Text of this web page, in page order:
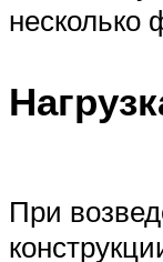
несколько
При